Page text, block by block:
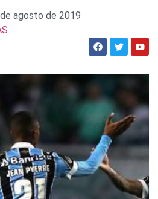
agosto de 2019